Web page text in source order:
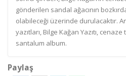
gönderilen sandal ağacının
olabileceği üzerinde durulacaktır.
yazıtları, Bilge Kağan Yazıtı,
santalum album.
Paylaş